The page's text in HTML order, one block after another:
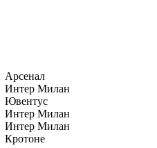
Арсенал
Интер Милан
Ювентус
Интер Милан
Интер Милан
Кротоне